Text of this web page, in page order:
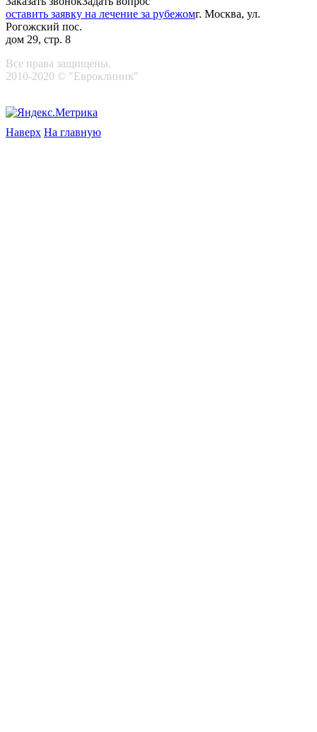
оставить заявку на лечение за рубежомг. Москва, ул.
Рогожский пос.
дом 29, стр. 8
Все права защищены.
2010-2020 © "Евроклиник"
Наверх На главную